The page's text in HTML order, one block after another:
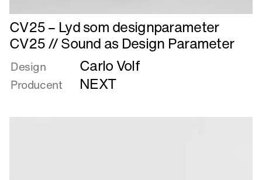
Læs
mere
om
CV25
Lyd
designparameter
CV25 – Lyd som designparameter
CV25 // Sound as Design Parameter
Design Carlo Volf
Producent NEXT